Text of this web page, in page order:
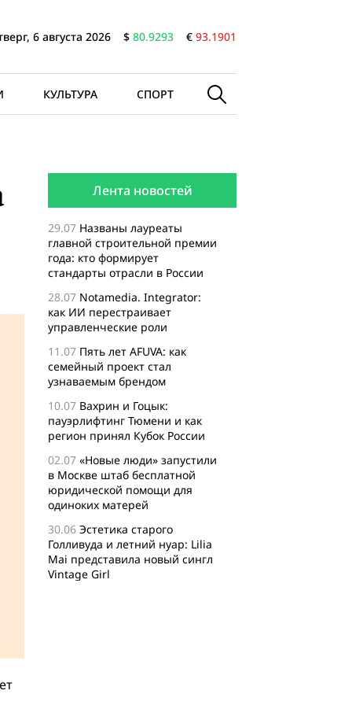
6 августа 2026 $ 80.9293 € 93.1901
КУЛЬТУРА СПОРТ
Лента новостей
29.07 Названы лауреаты
главной строительной премии
года: кто формирует
стандарты отрасли в России
28.07 Notamedia. Integrator:
как ИИ перестраивает
управленческие роли
11.07 Пять лет AFUVA: как
семейный проект стал
узнаваемым брендом
10.07 Вахрин и Гоцык:
пауэрлифтинг Тюмени и как
регион принял Кубок России
02.07 «Новые люди» запустили
в Москве штаб бесплатной
юридической помощи для
одиноких матерей
30.06 Эстетика старого
Голливуда и летний нуар: Lilia
Mai представила новый сингл
Vintage Girl